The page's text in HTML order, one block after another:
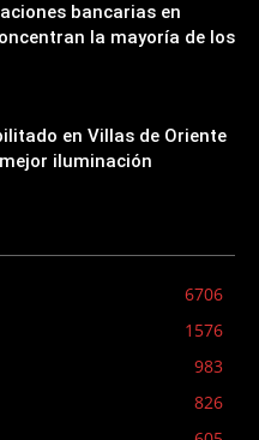
bancarias en
la mayoría de los
en Villas de Oriente
iluminación
6706
1576
983
826